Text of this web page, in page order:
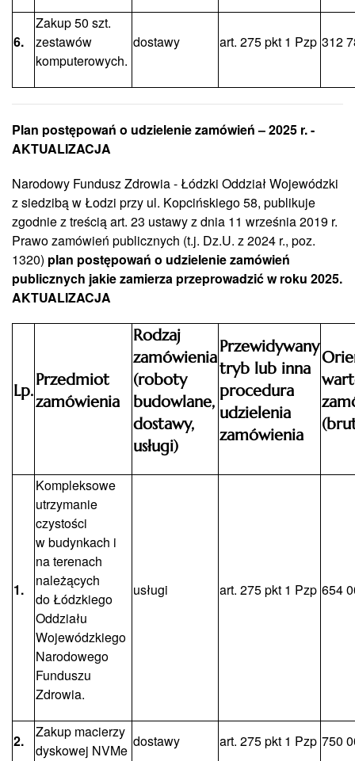
6.
Zakup 50 szt.
zestawów
komputerowych.
dostawy art. 275 pkt 1 Pzp 312
Plan postępowań o udzielenie zamówień – 2025 r. -
AKTUALIZACJA
Narodowy Fundusz Zdrowia - Łódzki Oddział Wojewódzki
z siedzibą w Łodzi przy ul. Kopcińskiego 58, publikuje
zgodnie z treścią art. 23 ustawy z dnia 11 września 2019 r.
Prawo zamówień publicznych (t.j. Dz.U. z 2024 r., poz.
1320) plan postępowań o udzielenie zamówień
publicznych jakie zamierza przeprowadzić w roku 2025.
AKTUALIZACJA
Lp.
Przedmiot
zamówienia
Rodzaj
zamówienia
(roboty
budowlane,
dostawy,
usługi)
Przewidywany
tryb lub inna
procedura
udzielenia
zamówienia
1.
Kompleksowe
utrzymanie
czystości
w budynkach i
na terenach
należących
do Łódzkiego
Oddziału
Wojewódzkiego
Narodowego
Funduszu
Zdrowia.
usługi art. 275 pkt 1 Pzp 654
2.
Zakup macierzy
dyskowej NVMe
dostawy art. 275 pkt 1 Pzp 750